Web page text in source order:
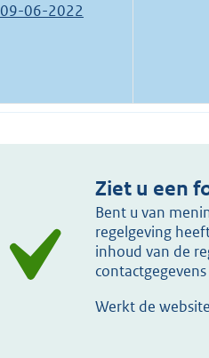
09-06-2022
Ziet u een
Bent u van
regelgeving
inhoud van de
Werkt de